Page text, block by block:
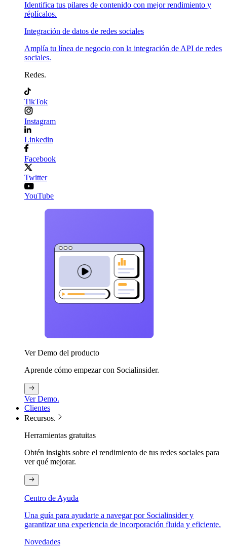
Identifica tus pilares de contenido con mejor rendimiento y
réplícalos.
Integración de datos de redes sociales
Amplía tu línea de negocio con la integración de API de redes
sociales.
Redes.
TikTok
Instagram
Linkedin
Facebook
Twitter
YouTube
Ver Demo del producto
Aprende cómo empezar con Socialinsider.
Ver Demo.
Clientes
Recursos.
Herramientas gratuitas
Obtén insights sobre el rendimiento de tus redes sociales para
ver qué mejorar.
Centro de Ayuda
Una guía para ayudarte a navegar por Socialinsider y
garantizar una experiencia de incorporación fluida y eficiente.
Novedades